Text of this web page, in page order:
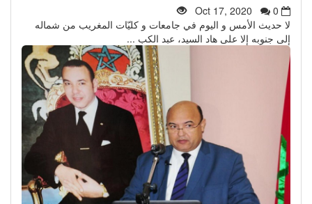
Oct 17, 2020
0
لا حديث الأمس و اليوم في جامعات و كليّات المغريب من شماله
إلى جنوبه إلا على هاد السيد، عبد الكب ...